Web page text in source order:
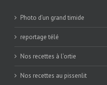
Photo d’un grand timide
reportage télé
Nos recettes à l’ortie
Nos recettes au pissenlit